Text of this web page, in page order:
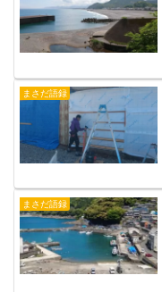
まさだ語録
まさだ語録